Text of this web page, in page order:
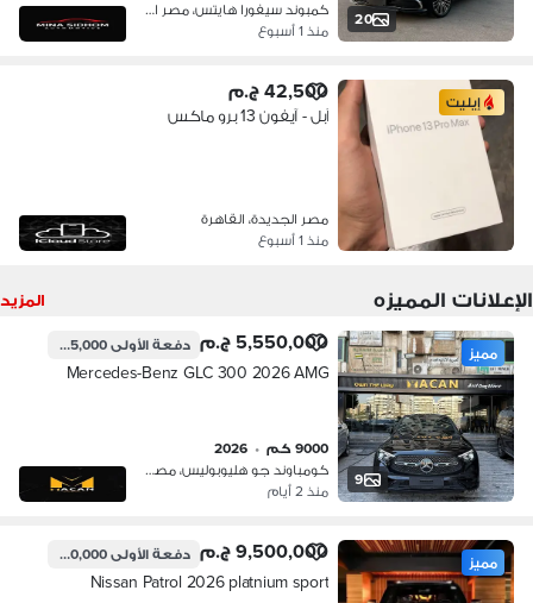
20
كمبوند سيفورا هايتس، مصر الجديدة
منذ 1 أسبوع
إيليت 42,500 ج.م
آبل - آيفون 13 برو ماكس
مصر الجديدة، القاهرة
منذ 1 أسبوع
الإعلانات المميزه المزيد
9
مميز 5,550,000 ج.م دفعة الأولى1,665,000 ج.م
Mercedes-Benz GLC 300 2026 AMG
9000 كم •
2026
كومباوند جو هليوبوليس، مصر الجديدة
منذ 2 أيام
مميز 9,500,000 ج.م دفعة الأولى2,850,000 ج.م
Nissan Patrol 2026 platnium sport